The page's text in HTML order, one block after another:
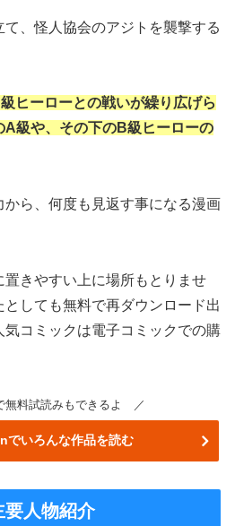
、怪人協会のアジトを襲撃する
ヒーローとの戦いが繰り広げら
A級や、その下のB級ヒーローの
から、何度も見返す事になる漫画
きやすい上に場所もとりませ
しても無料で再ダウンロード出
コミックは電子コミックでの購
料試読みもできるよ ／
いろんな作品を読む
要人物紹介